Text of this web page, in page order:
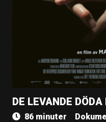
DE LEVANDE
86 minuter